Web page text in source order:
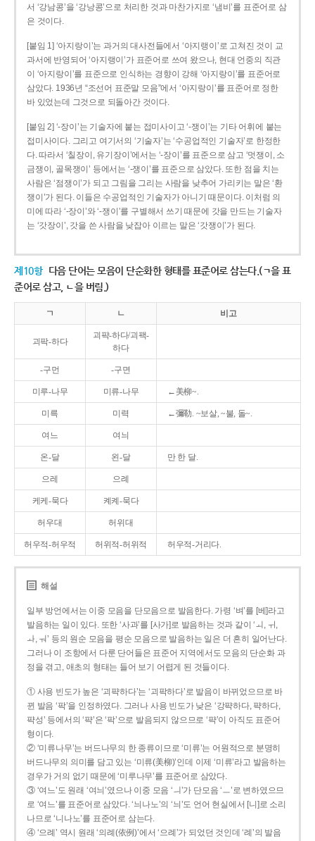
서 ‘강남콩’을 ‘강낭콩’으로 처리한 것과 마찬가지로 ‘냄비’를 표준어로 삼
은 것이다.
[붙임 1] ‘아지랑이’는 과거의 대사전들에서 ‘아지랭이’로 고쳐진 것이 교
과서에 반영되어 ‘아지랭이’가 표준어로 쓰여 왔으나, 현대 언중의 직관
이 ‘아지랑이’를 표준으로 인식하는 경향이 강해 ‘아지랑이’를 표준어로
삼았다. 1936년 “조선어 표준말 모음”에서 ‘아지랑이’를 표준어로 정한
바 있었는데 그것으로 되돌아간 것이다.
[붙임 2] ‘-장이’는 기술자에 붙는 접미사이고 ‘-쟁이’는 기타 어휘에 붙는
접미사이다. 그리고 여기서의 ‘기술자’는 ‘수공업적인 기술자’로 한정한
다. 따라서 ‘칠장이, 유기장이’에서는 ‘-장이’를 표준으로 삼고 ‘멋쟁이, 소
금쟁이, 골목쟁이’ 등에서는 ‘-쟁이’를 표준으로 삼았다. 또한 점을 치는
사람은 ‘점쟁이’가 되고 그림을 그리는 사람을 낮추어 가리키는 말은 ‘환
쟁이’가 된다. 이들은 수공업적인 기술자가 아니기 때문이다. 이처럼 의
미에 따라 ‘-장이’와 ‘-쟁이’를 구별해서 쓰기 때문에 갓을 만드는 기술자
는 ‘갓장이’, 갓을 쓴 사람을 낮잡아 이르는 말은 ‘갓쟁이’가 된다.
제10항 다음 단어는 모음이 단순화한 형태를 표준어로 삼는다.(ㄱ을 표
준어로 삼고, ㄴ을 버림.)
ㄱ ㄴ 비고
괴팍-하다
괴퍅-하다/괴팩-
하다
-구먼 -구면
미루-나무 미류-나무 ←美柳~.
미륵 미력 ←彌勒. ~보살, ~불, 돌~.
여느 여늬
온-달 왼-달 만 한 달.
으레 으례
케케-묵다 켸켸-묵다
허우대 허위대
허우적-허우적 허위적-허위적 허우적-거리다.
해설
일부 방언에서는 이중 모음을 단모음으로 발음한다. 가령 ‘벼’를 [베]라고
발음하는 일이 있다. 또한 ‘사과’를 [사가]로 발음하는 것과 같이 ‘ㅚ, ㅟ,
ㅘ, ㅝ’ 등의 원순 모음을 평순 모음으로 발음하는 일은 더 흔히 일어난다.
그러나 이 조항에서 다룬 단어들은 표준어 지역에서도 모음의 단순화 과
정을 겪고, 애초의 형태는 들어 보기 어렵게 된 것들이다.
① 사용 빈도가 높은 ‘괴퍅하다’는 ‘괴팍하다’로 발음이 바뀌었으므로 바
뀐 발음 ‘팍’을 인정하였다. 그러나 사용 빈도가 낮은 ‘강퍅하다, 퍅하다,
퍅성’ 등에서의 ‘퍅’은 ‘팍’으로 발음되지 않으므로 ‘퍅’이 아직도 표준어
형이다.
② ‘미류나무’는 버드나무의 한 종류이므로 ‘미류’는 어원적으로 분명히
버드나무의 의미를 담고 있는 ‘미류(美柳)’인데 이제 ‘미류’라고 발음하는
경우가 거의 없기 때문에 ‘미루나무’를 표준어로 삼았다.
③ ‘여느’도 원래 ‘여늬’였으나 이중 모음 ‘ㅢ’가 단모음 ‘ㅡ’로 변하였으므
로 ‘여느’를 표준어로 삼았다. ‘늬나노’의 ‘늬’도 언어 현실에서 [니]로 소리
나므로 ‘니나노’를 표준어로 삼는다.
④ ‘으례’ 역시 원래 ‘의례(依例)’에서 ‘으례’가 되었던 것인데 ‘례’의 발음